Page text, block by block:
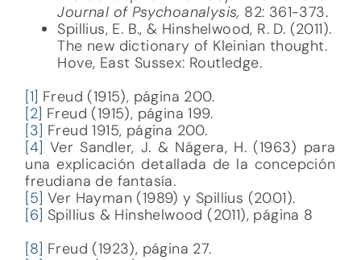
Journal of Psychoanalysis, 82: 361-373.
Spillius, E. B., & Hinshelwood, R. D. (2011).
The new dictionary of Kleinian thought.
Hove, East Sussex: Routledge.
[1] Freud (1915), página 200.
[2] Freud (1915), página 199.
[3] Freud 1915, página 200.
[4] Ver Sandler, J. & Nágera, H. (1963) para
una explicación detallada de la concepción
freudiana de fantasía.
[5] Ver Hayman (1989) y Spillius (2001).
[6] Spillius & Hinshelwood (2011), página 8
[8] Freud (1923), página 27.